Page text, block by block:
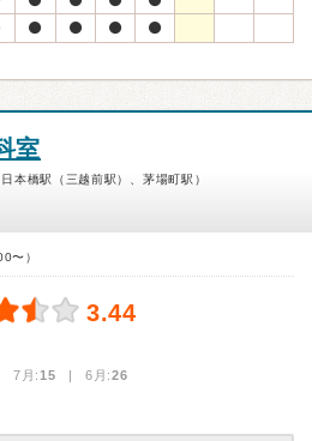
室
本橋駅（三越前駅）、茅場町駅）
〜）
3.44
7月:15 | 6月:26